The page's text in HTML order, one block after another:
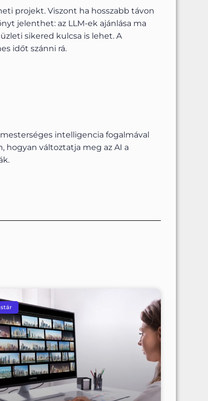
projekt. Viszont ha hosszabb távon
jelenthet: az LLM-ek ajánlása ma
sikered kulcsa is lehet. A
időt szánni rá.
intelligencia fogalmával
hogyan változtatja meg az AI a